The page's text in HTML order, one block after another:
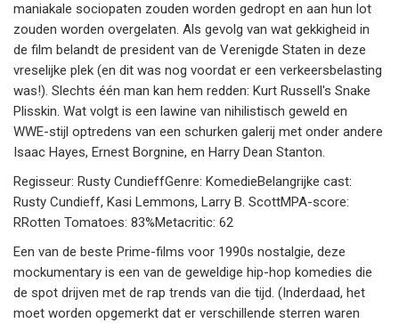
maniakale sociopaten zouden worden gedropt en aan hun lot
zouden worden overgelaten. Als gevolg van wat gekkigheid in
de film belandt de president van de Verenigde Staten in deze
vreselijke plek (en dit was nog voordat er een verkeersbelasting
was!). Slechts één man kan hem redden: Kurt Russell's Snake
Plisskin. Wat volgt is een lawine van nihilistisch geweld en
WWE-stijl optredens van een schurken galerij met onder andere
Isaac Hayes, Ernest Borgnine, en Harry Dean Stanton.
Regisseur: Rusty CundieffGenre: KomedieBelangrijke cast:
Rusty Cundieff, Kasi Lemmons, Larry B. ScottMPA-score:
RRotten Tomatoes: 83%Metacritic: 62
Een van de beste Prime-films voor 1990s nostalgie, deze
mockumentary is een van de geweldige hip-hop komedies die
de spot drijven met de rap trends van die tijd. (Inderdaad, het
moet worden opgemerkt dat er verschillende sterren waren